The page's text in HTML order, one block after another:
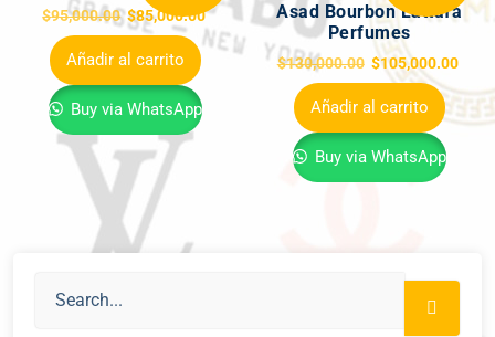
$95,000.00 $85,000.00
Añadir al carrito
Buy via WhatsApp
Asad Bourbon Lattafa
Perfumes
$130,000.00 $105,000.00
Añadir al carrito
Buy via WhatsApp